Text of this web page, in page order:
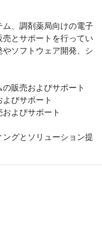
、調剤薬局向けの電子
とサポートを行ってい
ソフトウェア開発、シ
販売およびサポート
びサポート
よびサポート
グとソリューション提